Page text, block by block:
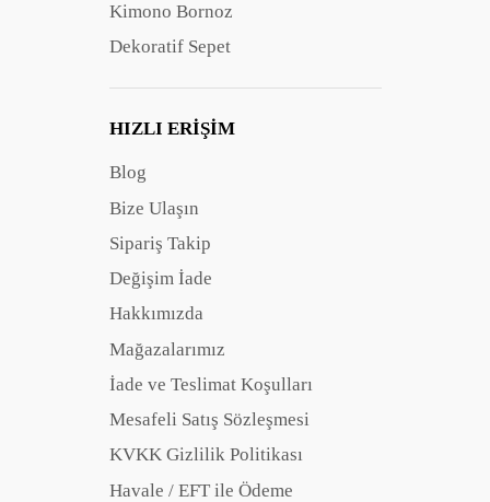
Kimono Bornoz
Dekoratif Sepet
HIZLI ERIŞIM
Blog
Bize Ulaşın
Sipariş Takip
Değişim İade
Hakkımızda
Mağazalarımız
İade ve Teslimat Koşulları
Mesafeli Satış Sözleşmesi
KVKK Gizlilik Politikası
Havale / EFT ile Ödeme